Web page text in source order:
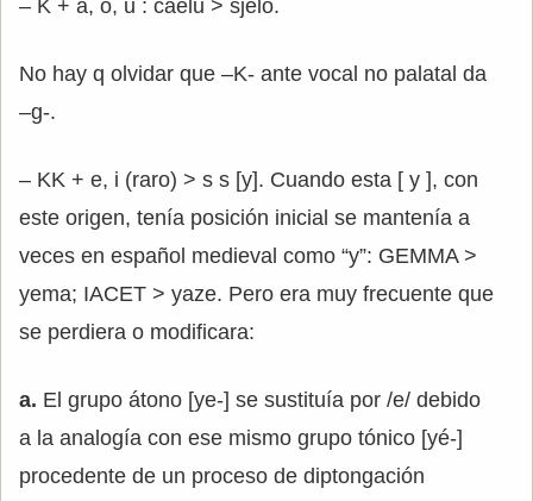
– K + a, o, u : caelu > sjelo.
No hay q olvidar que –K- ante vocal no palatal da
–g-.
– KK + e, i (raro) > s s [y]. Cuando esta [ y ], con
este origen, tenía posición inicial se mantenía a
veces en español medieval como “y”: GEMMA >
yema; IACET > yaze. Pero era muy frecuente que
se perdiera o modificara:
a. El grupo átono [ye-] se sustituía por /e/ debido
a la analogía con ese mismo grupo tónico [yé-]
procedente de un proceso de diptongación